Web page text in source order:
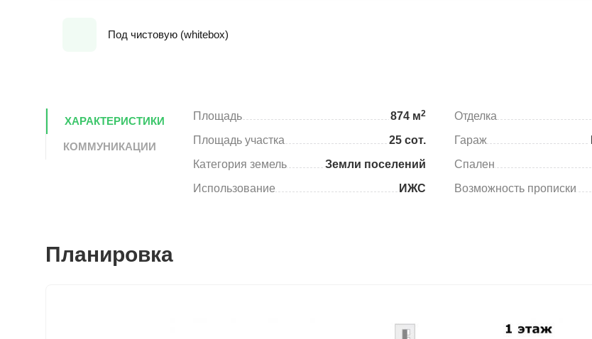
Под чистовую (whitebox)
ХАРАКТЕРИСТИКИ
КОММУНИКАЦИИ
Площадь 874 м2
Площадь участка
25 сот.
Категория земель
Земли поселений
Использование
ИЖС
Отделка
Гараж
Спален
Возможность прописки
Планировка